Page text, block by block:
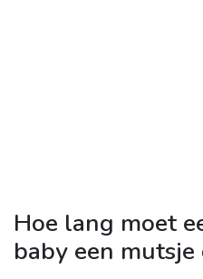
Hoe lang moet
baby een mutsje